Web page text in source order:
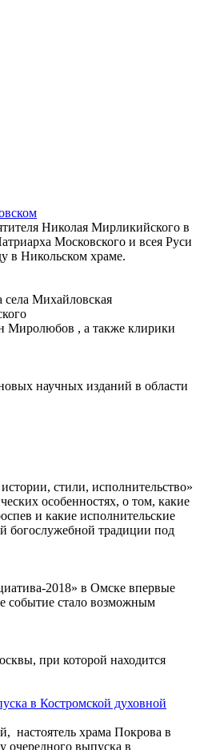
Николая Мирликийского в
Московского и всея Руси
в Никольском храме.
Михайловская
Миролюбов , а также клирики
научных изданий в области
стили, исполнительство»
особенностях, о том, какие
и какие исполнительские
богослужебной традиции под
2018» в Омске впервые
событие стало возможным
при которой находится
в Костромской духовной
настоятель храма Покрова в
очередного выпуска в